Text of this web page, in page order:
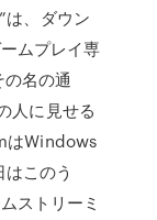
、ダウン
ムプレイ専
名の通
人に見せる
はWindows
このう
ストリーミ